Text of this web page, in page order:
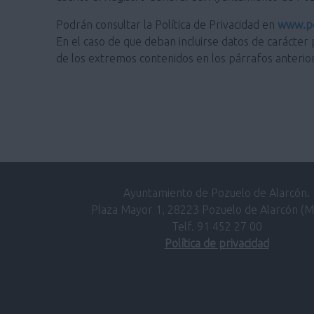
Podrán consultar la Política de Privacidad en
En el caso de que deban incluirse datos de
de los extremos contenidos en los párrafos
Ayuntamiento de Pozuelo de Alarcón.
Plaza Mayor 1, 28223 Pozuelo de Alarcón
Telf. 91 452 27 00
Política de privacidad